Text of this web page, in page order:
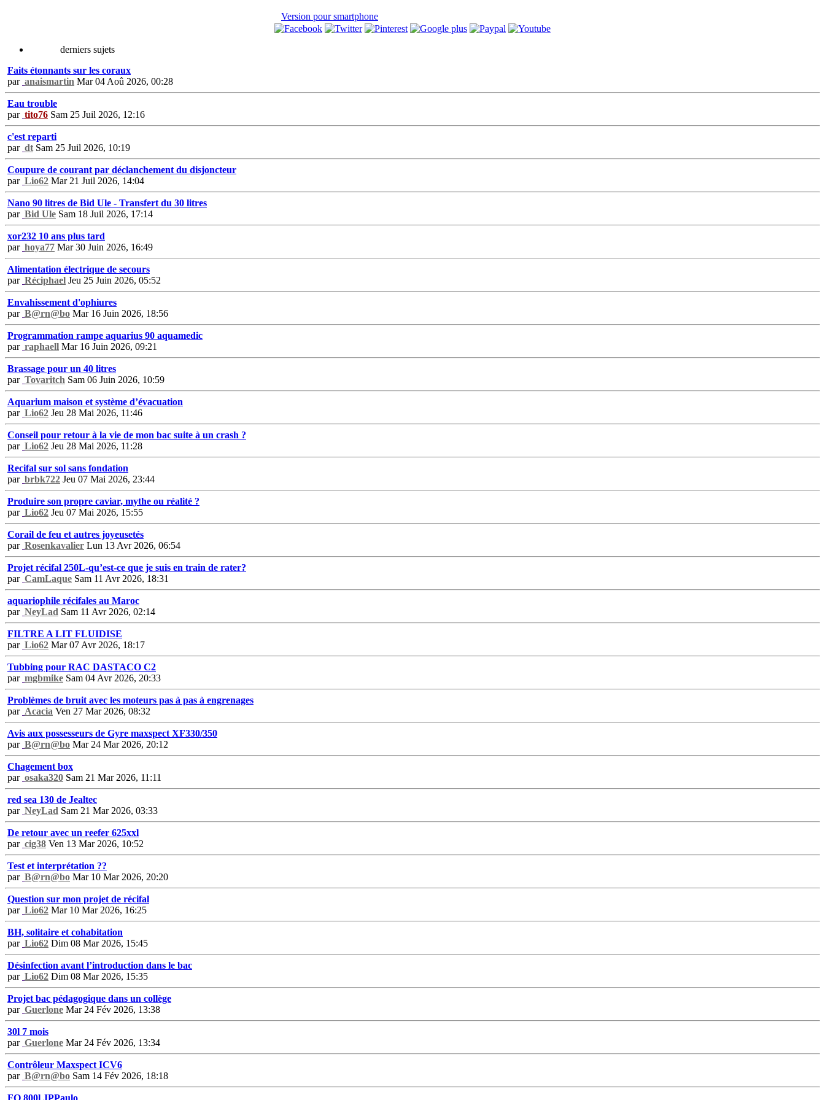
Version pour smartphone
derniers sujets
Faits étonnants sur les coraux
par anaismartin Mar 04 Aoû 2026, 00:28
Eau trouble
par tito76 Sam 25 Juil 2026, 12:16
c'est reparti
par dt Sam 25 Juil 2026, 10:19
Coupure de courant par déclanchement du disjoncteur
par Lio62 Mar 21 Juil 2026, 14:04
Nano 90 litres de Bid Ule - Transfert du 30 litres
par Bid Ule Sam 18 Juil 2026, 17:14
xor232 10 ans plus tard
par hoya77 Mar 30 Juin 2026, 16:49
Alimentation électrique de secours
par Réciphael Jeu 25 Juin 2026, 05:52
Envahissement d'ophiures
par B@rn@bo Mar 16 Juin 2026, 18:56
Programmation rampe aquarius 90 aquamedic
par raphaell Mar 16 Juin 2026, 09:21
Brassage pour un 40 litres
par Tovaritch Sam 06 Juin 2026, 10:59
Aquarium maison et système d’évacuation
par Lio62 Jeu 28 Mai 2026, 11:46
Conseil pour retour à la vie de mon bac suite à un crash ?
par Lio62 Jeu 28 Mai 2026, 11:28
Recifal sur sol sans fondation
par brbk722 Jeu 07 Mai 2026, 23:44
Produire son propre caviar, mythe ou réalité ?
par Lio62 Jeu 07 Mai 2026, 15:55
Corail de feu et autres joyeusetés
par Rosenkavalier Lun 13 Avr 2026, 06:54
Projet récifal 250L-qu’est-ce que je suis en train de rater?
par CamLaque Sam 11 Avr 2026, 18:31
aquariophile récifales au Maroc
par NeyLad Sam 11 Avr 2026, 02:14
FILTRE A LIT FLUIDISE
par Lio62 Mar 07 Avr 2026, 18:17
Tubbing pour RAC DASTACO C2
par mgbmike Sam 04 Avr 2026, 20:33
Problèmes de bruit avec les moteurs pas à pas à engrenages
par Acacia Ven 27 Mar 2026, 08:32
Avis aux possesseurs de Gyre maxspect XF330/350
par B@rn@bo Mar 24 Mar 2026, 20:12
Chagement box
par osaka320 Sam 21 Mar 2026, 11:11
red sea 130 de Jealtec
par NeyLad Sam 21 Mar 2026, 03:33
De retour avec un reefer 625xxl
par cig38 Ven 13 Mar 2026, 10:52
Test et interprétation ??
par B@rn@bo Mar 10 Mar 2026, 20:20
Question sur mon projet de récifal
par Lio62 Mar 10 Mar 2026, 16:25
BH, solitaire et cohabitation
par Lio62 Dim 08 Mar 2026, 15:45
Désinfection avant l’introduction dans le bac
par Lio62 Dim 08 Mar 2026, 15:35
Projet bac pédagogique dans un collège
par Guerlone Mar 24 Fév 2026, 13:38
30l 7 mois
par Guerlone Mar 24 Fév 2026, 13:34
Contrôleur Maxspect ICV6
par B@rn@bo Sam 14 Fév 2026, 18:18
FO 800l JPPaulo